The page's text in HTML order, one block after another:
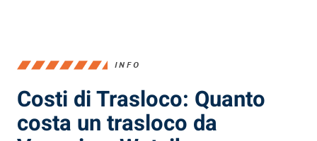
INFO
Costi di Trasloco: Quanto
costa un trasloco da